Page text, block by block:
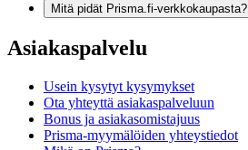
Mitä pidät Prisma.fi-verkkokaupasta?
Asiakaspalvelu
Usein kysytyt kysymykset
Ota yhteyttä asiakaspalveluun
Bonus ja asiakasomistajuus
Prisma-myymälöiden yhteystiedot